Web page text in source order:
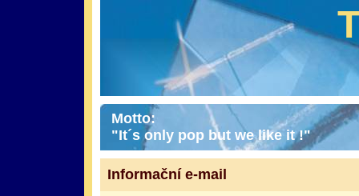
Motto:
"It´s only pop but we like it !"
Informační e-mail